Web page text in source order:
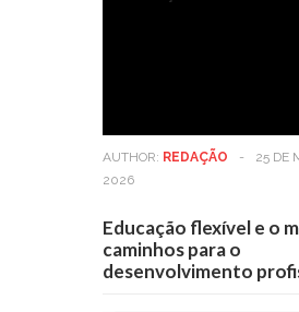
AUTHOR: REDAÇÃO -
25 DE
2026
Educação flexível e o
caminhos para o
desenvolvimento